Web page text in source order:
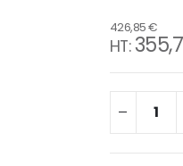
426,85 €